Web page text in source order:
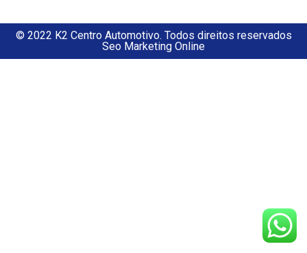
© 2022 K2 Centro Automotivo. Todos direitos reservados
Seo Marketing Online